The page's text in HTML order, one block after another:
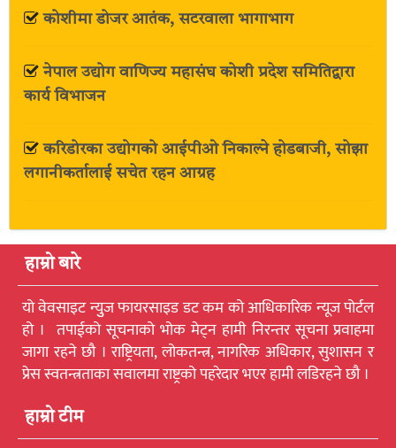
कोशीमा डोजर आतंक, सटरवाला भागाभाग
नेपाल उद्योग वाणिज्य महासंघ कोशी प्रदेश समितिद्वारा
कार्य विभाजन
करिडोरका उद्योगको आईपीओ निकाल्ने होडबाजी, सोझा
लगानीकर्तालाई सचेत रहन आग्रह
हाम्रो बारे
यो वेवसाइट न्युुज फायरसाइड डट कम को आधिकारिक न्यूज पोर्टल
हो । तपाईको सूचनाको भोक मेट्न हामी निरन्तर सूचना प्रवाहमा
जागा रहने छौ । राष्ट्रियता, लोकतन्त्र, नागरिक अधिकार, सुशासन र
प्रेस स्वतन्त्रताका सवालमा राष्ट्रको पहरेदार भएर हामी लडिरहने छौ ।
हाम्रो टीम